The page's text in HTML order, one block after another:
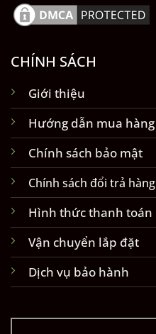
CHÍNH SÁCH
Giới thiệu
Hướng dẫn mua hàng
Chính sách bảo mật
Chính sách đổi trả hàng
Hình thức thanh toán
Vận chuyển lắp đặt
Dịch vụ bảo hành